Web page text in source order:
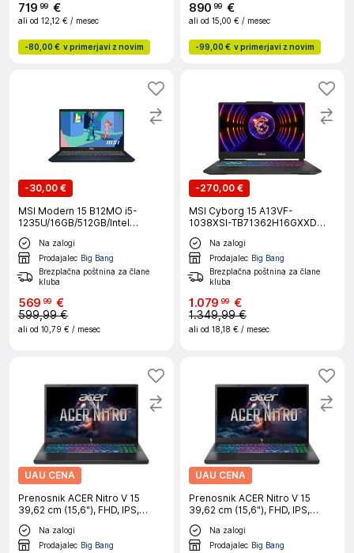
719 99 €
ali od 12,12 € / mesec
-80,00 € v primerjavi z novim
890 99 €
ali od 15,00 € / mesec
-99,00 € v primerjavi z novim
-30,00 €
MSI Modern 15 B12MO i5-
1235U/16GB/512GB/Intel
UMA/W11H prenosni računalnik
Na zalogi
Prodajalec Big Bang
Brezplačna poštnina za člane
kluba
569 99 €
599,99 €
ali od 10,79 € / mesec
-270,00 €
MSI Cyborg 15 A13VF-
1038XSI-TB71362H16GXXD
Intel Core i7-13620H/RTX
4060/16GB/512GB/FreeDOS
prenosni računalnik
Na zalogi
Prodajalec Big Bang
Brezplačna poštnina za člane
kluba
1 .079 99 €
1.349,99 €
ali od 18,18 € / mesec
UAU CENA
Prenosnik ACER Nitro V 15
39,62 cm (15,6"), FHD, IPS,
165Hz, Ryzen 5 150, 16 GB
RAM, 512 GB SSD, RTX 5050,
W11H
Na zalogi
Prodajalec Big Bang
UAU CENA
Prenosnik ACER Nitro V 15
39,62 cm (15,6"), FHD, IPS,
165Hz, Ryzen 7 170, 16 GB
RAM, 512 GB SSD, RTX 5050,
W11H
Na zalogi
Prodajalec Big Bang